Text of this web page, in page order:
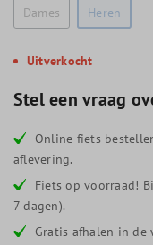
Dames
Heren
Uitverkocht
Stel een vraag
Online fiets
aflevering.
Fiets op voorraad!
7 dagen).
Gratis afhalen in de